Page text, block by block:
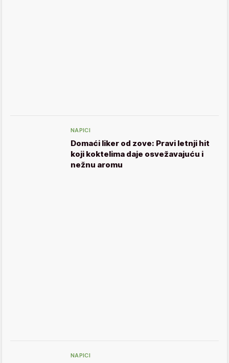
NAPICI
Domaći liker od zove: Pravi letnji hit
koji koktelima daje osvežavajuću i
nežnu aromu
NAPICI